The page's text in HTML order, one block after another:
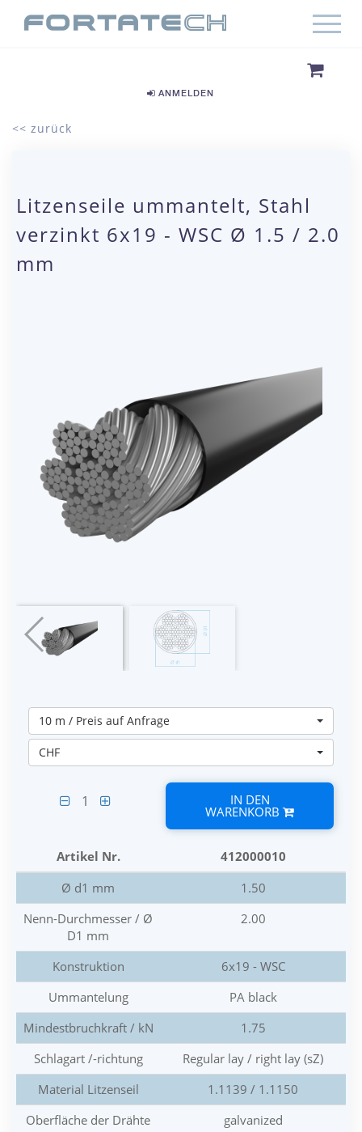
ANMELDEN
<< zurück
Litzenseile ummantelt, Stahl
verzinkt 6x19 - WSC Ø 1.5 / 2.0
mm
10 m / Preis auf Anfrage
CHF
1 IN DEN
WARENKORB
Artikel Nr.
412000010
Ø d1 mm
1.50
Nenn-Durchmesser / Ø
D1 mm
2.00
Konstruktion
6x19 - WSC
Ummantelung
PA black
Mindestbruchkraft / kN
1.75
Schlagart /-richtung
Regular lay / right lay (sZ)
Material Litzenseil
1.1139 / 1.1150
Oberfläche der Drähte
galvanized